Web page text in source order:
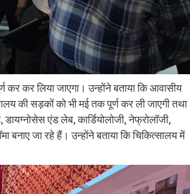
कर कर लिया जाएगा। उन्होंने बताया कि आवासीय
की सड़कों को भी मई तक पूर्ण कर ली जाएगी तथा
एंड लेब, कार्डियोलोजी, नेफ्रोलॉजी,
बनाए जा रहे हैं। उन्होंने बताया कि चिकित्सालय में